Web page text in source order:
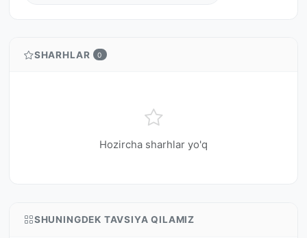
SHARHLAR 0
Hozircha sharhlar yo'q
SHUNINGDEK TAVSIYA QILAMIZ